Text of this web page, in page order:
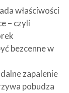
właściwości
– czyli
bezcenne w
zapalenie
pobudza